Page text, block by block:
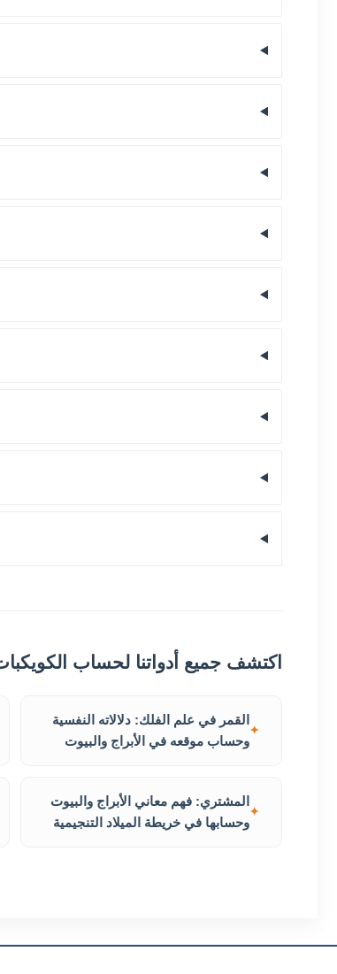
اكتشف جميع أدواتنا لحساب
القمر في علم الفلك: دلالاته النفسية
وحساب موقعه في الأبراج والبيوت
المشتري: فهم معاني الأبراج والبيوت
وحسابها في خريطة الميلاد التنجيمية